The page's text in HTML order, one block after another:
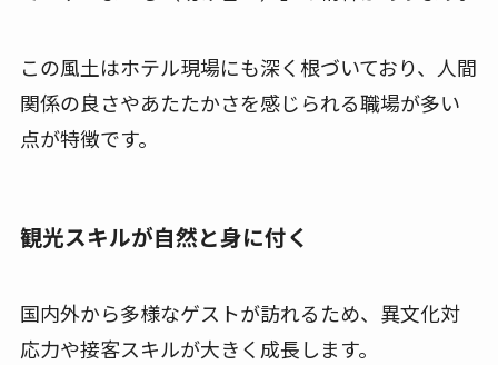
この風土はホテル現場にも深く根づいており、人間
関係の良さやあたたかさを感じられる職場が多い
点が特徴です。
観光スキルが自然と身に付く
国内外から多様なゲストが訪れるため、異文化対
応力や接客スキルが大きく成長します。